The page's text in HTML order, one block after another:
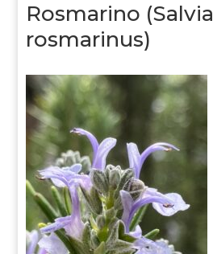
Rosmarino (Salvia
rosmarinus)